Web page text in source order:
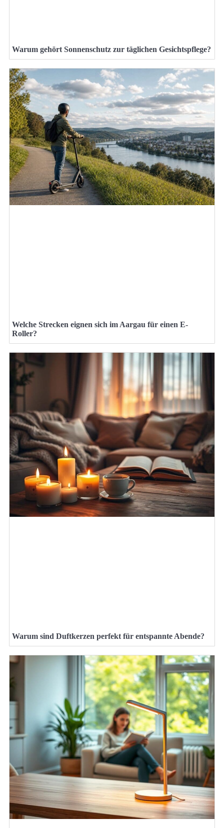
Warum gehört Sonnenschutz zur täglichen Gesichtspflege?
Welche Strecken eignen sich im Aargau für einen E-
Roller?
Warum sind Duftkerzen perfekt für entspannte Abende?